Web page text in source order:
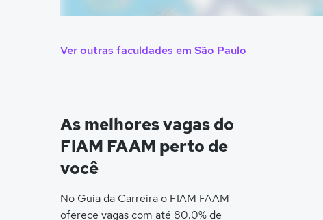
Ver outras faculdades em São Paulo
As melhores vagas do
FIAM FAAM perto de
você
No Guia da Carreira o FIAM FAAM
oferece vagas com até 80.0% de